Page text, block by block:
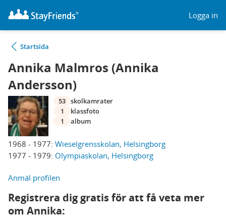
Logga in
Startsida
Annika Malmros (Annika
Andersson)
1968 - 1977: Wieselgrensskolan, Helsingborg
1977 - 1979: Olympiaskolan, Helsingborg
53 skolkamrater
1
klassfoto
1
album
Anmäl profilen
Registrera dig gratis för att få veta mer
om Annika: